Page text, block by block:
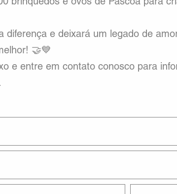
diferença e deixará um legado de
🤝💙
e entre em contato conosco para